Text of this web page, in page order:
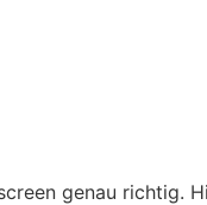
genau richtig.